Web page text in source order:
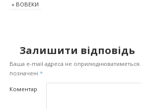
«ВОВЕКИ
Залишити відповідь
Ваша e-mail адреса не оприлюднюватиметься.
позначені *
Коментар